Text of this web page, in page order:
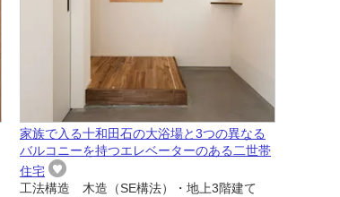
家族で入る十和田石の大浴場と3つの異なる
バルコニーを持つエレベーターのある二世帯
住宅
工法構造 木造（SE構法）・地上3階建て